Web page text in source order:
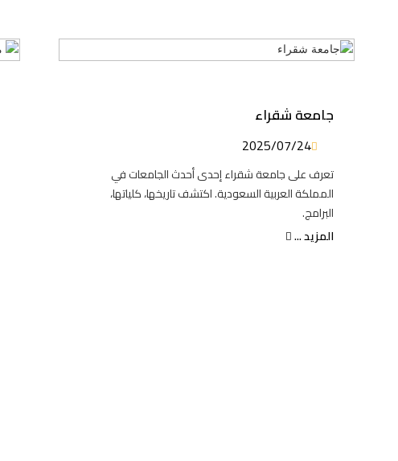
جامعة شقراء
2025/07/24
تعرف على جامعة شقراء إحدى أحدث الجامعات في
المملكة العربية السعودية. اكتشف تاريخها، كلياتها،
البرامج.
المزيد ...